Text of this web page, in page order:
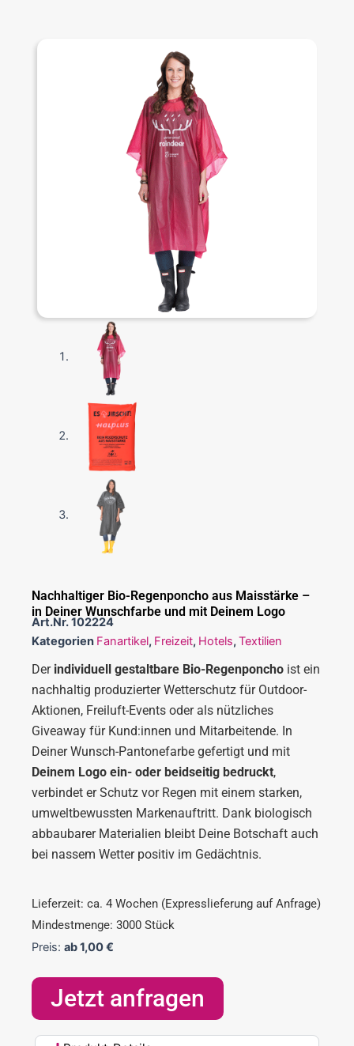
Nachhaltiger Bio-Regenponcho aus Maisstärke –
in Deiner Wunschfarbe und mit Deinem Logo
Art.Nr.102224
Kategorien Fanartikel, Freizeit, Hotels, Textilien
Der individuell gestaltbare Bio-Regenponcho ist ein
nachhaltig produzierter Wetterschutz für Outdoor-
Aktionen, Freiluft-Events oder als nützliches
Giveaway für Kund:innen und Mitarbeitende. In
Deiner Wunsch-Pantonefarbe gefertigt und mit
Deinem Logo ein- oder beidseitig bedruckt,
verbindet er Schutz vor Regen mit einem starken,
umweltbewussten Markenauftritt. Dank biologisch
abbaubarer Materialien bleibt Deine Botschaft auch
bei nassem Wetter positiv im Gedächtnis.
Lieferzeit: ca. 4 Wochen (Expresslieferung auf Anfrage)
Mindestmenge: 3000 Stück
Preis: ab1,00€
Jetzt anfragen